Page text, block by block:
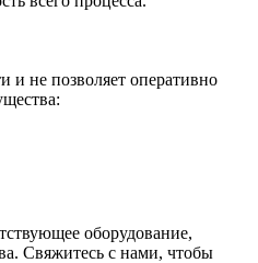
и не позволяет оперативно
оборудование,
Свяжитесь с нами, чтобы